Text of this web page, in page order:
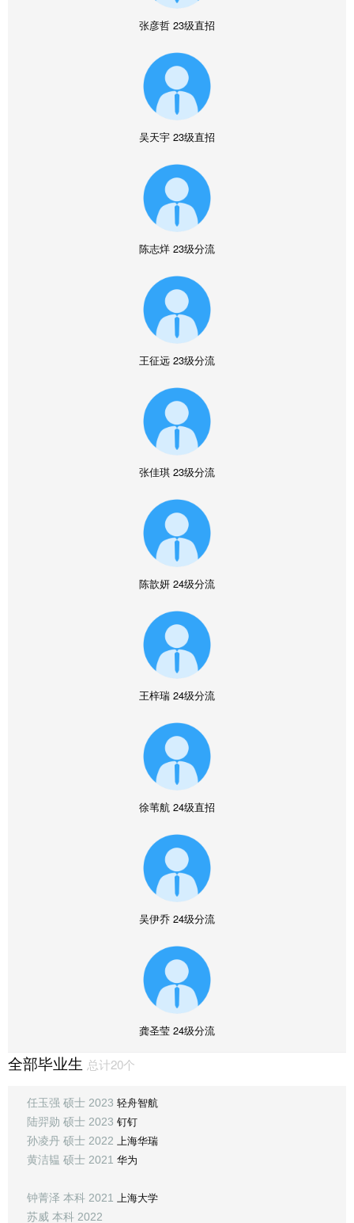
张彦哲 23级直招
吴天宇 23级直招
陈志烊 23级分流
王征远 23级分流
张佳琪 23级分流
陈歆妍 24级分流
王梓瑞 24级分流
徐苇航 24级直招
吴伊乔 24级分流
龚圣莹 24级分流
全部毕业生 总计20个
任玉强 硕士 2023 轻舟智航
陆羿勋 硕士 2023 钉钉
孙凌丹 硕士 2022 上海华瑞
黄洁韫 硕士 2021 华为
钟菁泽 本科 2021 上海大学
苏威 本科 2022